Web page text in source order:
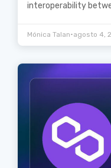
interoperability
Mónica Talan•agosto 4,